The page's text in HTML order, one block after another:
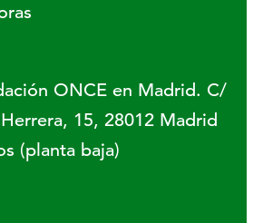
ONCE en Madrid. C/
15, 28012 Madrid
(planta baja)